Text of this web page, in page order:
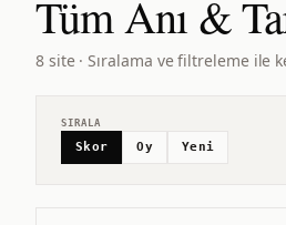
TümAnı &
8 site · Sıralama ve filtreleme ile
SIRALA
Skor Oy Yeni